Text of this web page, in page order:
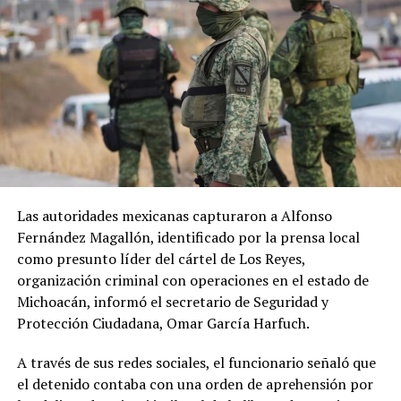
ADVERTISEMENT
El Gobierno hondureño informó que mantiene
seguimiento del caso y que respaldaría un eventual
retorno voluntario del migrante.
Hasta el momento, ICE no había respondido a las
consultas realizadas por EFE sobre las denuncias de los
seis migrantes.
ADVERTISEMENT
La situación genera preocupación sobre la capacidad del
garantizar el abastecimiento de alimentos,
especialmente después de que el país haya enfrentado
varias olas de calor desde mayo y una sucesión de
eventos meteorológicos extremos durante los últimos
años.
enfrenta el sector agrícola ante las nuevas condiciones
climáticas. Sin embargo, considera que los productores
Las autoridades mexicanas capturaron a Alfonso
Fernández Magallón, identificado por la prensa local
como presunto líder del cártel de Los Reyes,
organización criminal con operaciones en el estado de
Michoacán, informó el secretario de Seguridad y
Protección Ciudadana, Omar García Harfuch.
A través de sus redes sociales, el funcionario señaló que
el detenido contaba con una orden de aprehensión por